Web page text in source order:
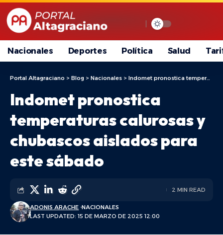
Nacionales Deportes Política Salud
Portal Altagraciano > Blog > Nacionales > Indomet pronostica temperaturas calurosas y chubascos aislados para este sábado
Indomet pronostica
temperaturas calurosas y
chubascos aislados para
este sábado
LAST UPDATED: 15 DE MARZO DE 2025 12:00
ADONIS ARACHE NACIONALES
2 MIN READ